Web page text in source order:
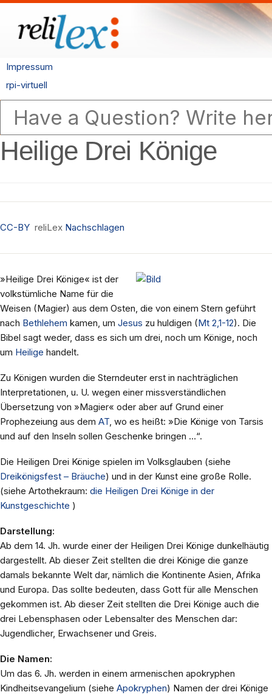
Impressum
rpi-virtuell
Heilige Drei Könige
CC-BY reliLex Nachschlagen
»Heilige Drei Könige« ist der
volkstümliche Name für die
Weisen (Magier) aus dem Osten, die von einem Stern geführt
nach Bethlehem kamen, um Jesus zu huldigen (Mt 2,1-12). Die
Bibel sagt weder, dass es sich um drei, noch um Könige, noch
um Heilige handelt.
Zu Königen wurden die Sterndeuter erst in nachträglichen
Interpretationen, u. U. wegen einer missverständlichen
Übersetzung von »Magier« oder aber auf Grund einer
Prophezeiung aus dem AT, wo es heißt: »Die Könige von Tarsis
und auf den Inseln sollen Geschenke bringen …“.
Die Heiligen Drei Könige spielen im Volksglauben (siehe
Dreikönigsfest – Bräuche) und in der Kunst eine große Rolle.
(siehe Artothekraum: die Heiligen Drei Könige in der
Kunstgeschichte )
Darstellung:
Ab dem 14. Jh. wurde einer der Heiligen Drei Könige dunkelhäutig
dargestellt. Ab dieser Zeit stellten die drei Könige die ganze
damals bekannte Welt dar, nämlich die Kontinente Asien, Afrika
und Europa. Das sollte bedeuten, dass Gott für alle Menschen
gekommen ist. Ab dieser Zeit stellten die Drei Könige auch die
drei Lebensphasen oder Lebensalter des Menschen dar:
Jugendlicher, Erwachsener und Greis.
Die Namen:
Um das 6. Jh. werden in einem armenischen apokryphen
Kindheitsevangelium (siehe Apokryphen) Namen der drei Könige